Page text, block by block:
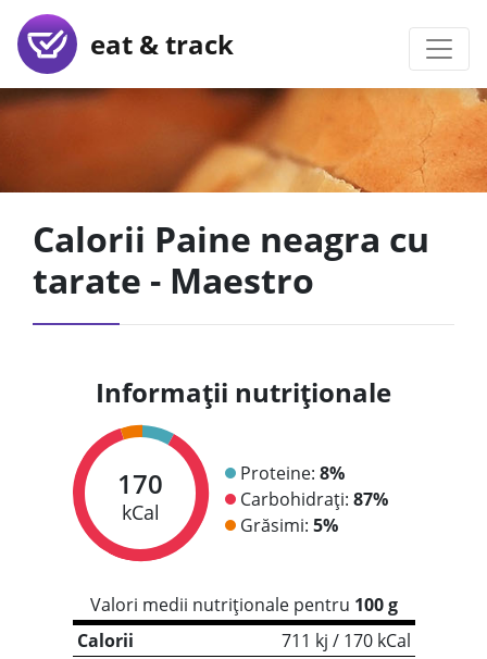
eat & track
Calorii Paine neagra cu
tarate - Maestro
Informații nutriționale
170
kCal
Proteine: 8%
Carbohidrați: 87%
Grăsimi: 5%
Valori medii nutriționale pentru 100 g
Calorii
711 kj / 170 kCal